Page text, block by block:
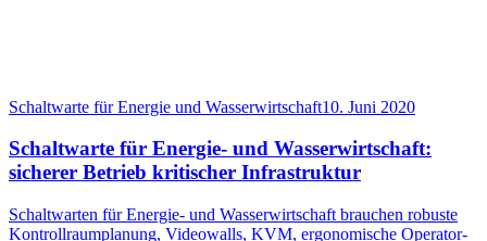
Schaltwarte für Energie und Wasserwirtschaft10. Juni 2020
Schaltwarte für Energie- und Wasserwirtschaft:
sicherer Betrieb kritischer Infrastruktur
Schaltwarten für Energie- und Wasserwirtschaft brauchen robuste
Kontrollraumplanung, Videowalls, KVM, ergonomische Operator-